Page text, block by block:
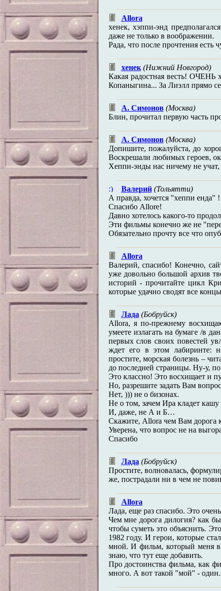
Allora
хенек, хэппи-энд
даже не только в воображении.
Рада, что после прочтения есть
хенек (Нижний Новгород)
Какая радостная весть!
Копаныгина... За Лиэлл прямо
А. Симонов (Москва)
Блин, прочитал первую часть
А. Симонов (Москва)
Допишите, пожалуйста, до
Воскрешали любимых героев,
Хеппи-энды нас ничему не
Валерий (Тольятти)
А правда, хочется "хеппи
Спасибо Allore!
Давно хотелось какого-то
Эти фильмы конечно же не
Обязательно прочту все что
Allora
Валерий, спасибо! Конечно,
уже довольно большой архив
историй - прочитайте цикл
которые удачно сводят все
Лада (Бобруйск)
Allora, я по-прежнему
умеете излагать на бумаге /в
первых слов своих повестей
ждет его в этом лабиринте:
простите, морская болезнь
до последней страницы. Ну-у,
Это классно! Это восхищает и
Но, разрешите задать Вам
Нет, ))) не о бизонах.
Не о том, зачем Ира кладет кашу
И, даже, не А и Б…
Скажите, Allora чем Вам дорога
Уверена, что вопрос не на
Спасибо
Лада (Бобруйск)
Простите, волновалась,
же, пострадали ни в чем не
Allora
Лада, еще раз спасибо. Это
Чем мне дорога дилогия? как
чтобы суметь это объяснить.
1982 году. И герои, которые
мной. И фильм, который меня
знаю, что тут еще добавить.
Про достоинства фильма, как
много. А вот такой "мой" - один.